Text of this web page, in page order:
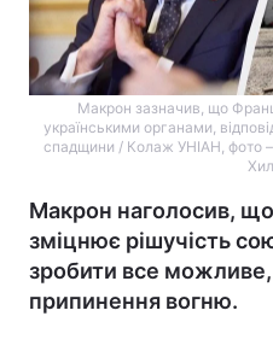
Макрон зазначив, що
українськими органами,
спадщини / Колаж УНІАН, фото
Макрон наголосив,
зміцнює рішучість
зробити все
припинення вогню.